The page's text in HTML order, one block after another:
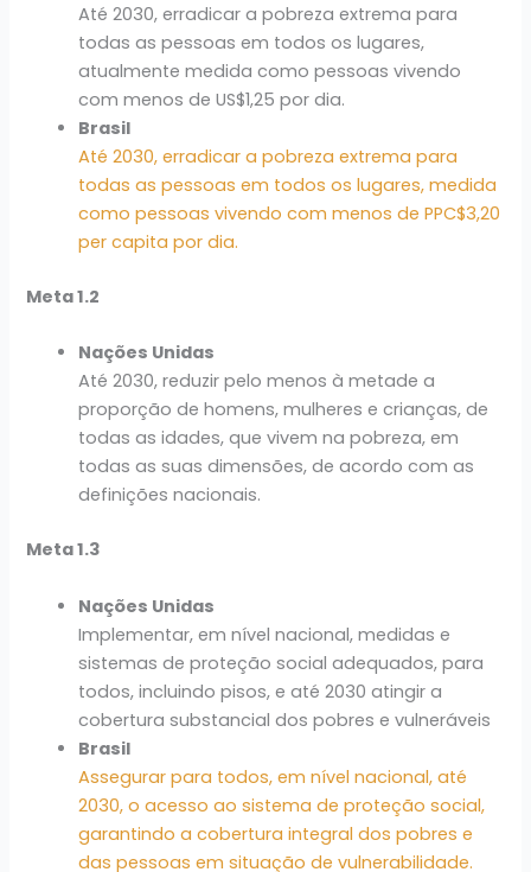
Até 2030, erradicar a pobreza extrema para
todas as pessoas em todos os lugares,
atualmente medida como pessoas vivendo
com menos de US$1,25 por dia.
Brasil
Até 2030, erradicar a pobreza extrema para
todas as pessoas em todos os lugares, medida
como pessoas vivendo com menos de PPC$3,20
per capita por dia.
Meta 1.2
Nações Unidas
Até 2030, reduzir pelo menos à metade a
proporção de homens, mulheres e crianças, de
todas as idades, que vivem na pobreza, em
todas as suas dimensões, de acordo com as
definições nacionais.
Meta 1.3
Nações Unidas
Implementar, em nível nacional, medidas e
sistemas de proteção social adequados, para
todos, incluindo pisos, e até 2030 atingir a
cobertura substancial dos pobres e vulneráveis
Brasil
Assegurar para todos, em nível nacional, até
2030, o acesso ao sistema de proteção social,
garantindo a cobertura integral dos pobres e
das pessoas em situação de vulnerabilidade.